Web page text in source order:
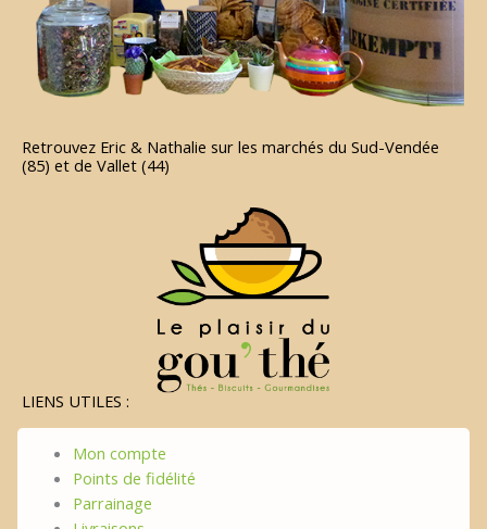
Retrouvez Eric & Nathalie sur les marchés du Sud-Vendée
(85) et de Vallet (44)
LIENS UTILES :
Mon compte
Points de fidélité
Parrainage